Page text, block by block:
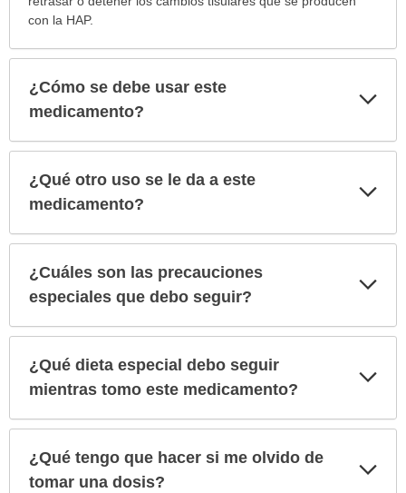
sidocon la HAP.
¿Cómo se debe usar este
medicamento?
¿Qué otro uso se le da a este
medicamento?
¿Cuáles son las precauciones
especiales que debo seguir?
¿Qué dieta especial debo seguir
mientras tomo este medicamento?
¿Qué tengo que hacer si me olvido de
tomar una dosis?